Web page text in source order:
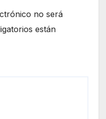
no será
están